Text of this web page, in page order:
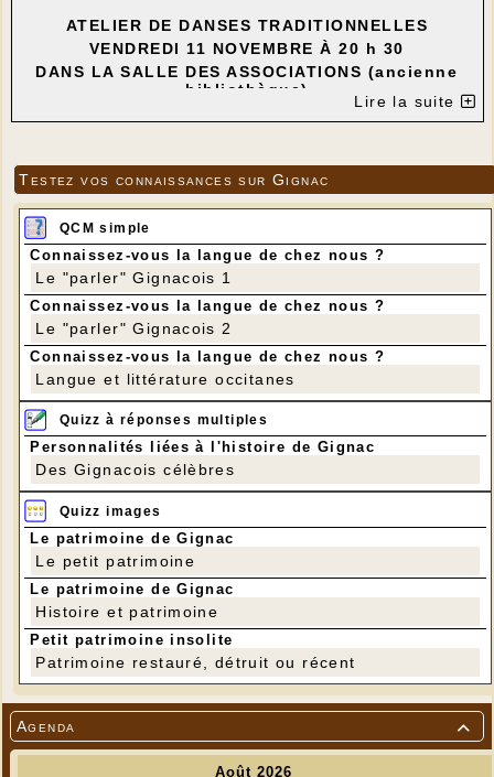

Agenda
ATELIER DE DANSES TRADITIONNELLES
VENDREDI 11 NOVEMBRE À 20 h 30
DANS LA SALLE DES ASSOCIATIONS (ancienne
bibliothèque)
Au programme :
- Apprentissage ou révision des pas de danses les
plus couramment jouées dans les bals.
- Apprentissage ou révision de danses collectives,
de répertoires divers (berry, béarnais, basque,
breton, etc...).
Le but est la transmission et le partage de danses
apprises au cours de bals, ateliers ou stages.
Cet atelier est ouvert aux débutants et non-
débutants ainsi qu'aux initiés qui souhaiteraient
partager leurs connaissances en danse Trad'.
Lire la suite
Testez vos connaissances sur Gignac
QCM simple
Connaissez-vous la langue de chez nous ?
Le "parler" Gignacois 1
Connaissez-vous la langue de chez nous ?
Le "parler" Gignacois 2
Connaissez-vous la langue de chez nous ?
Langue et littérature occitanes
Quizz à réponses multiples
Personnalités liées à l'histoire de Gignac
Des Gignacois célèbres
Quizz images
Le patrimoine de Gignac
Le petit patrimoine
Le patrimoine de Gignac
Histoire et patrimoine
Petit patrimoine insolite
Patrimoine restauré, détruit ou récent